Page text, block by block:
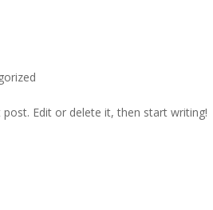
Edit or delete it, then start writing!